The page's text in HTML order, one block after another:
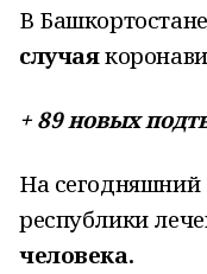
В
случая
+ 89 новых
На сегодняшний
республики
человека.